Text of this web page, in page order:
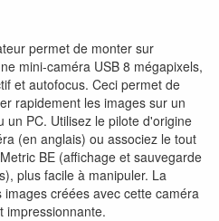
permet de monter sur
mini-caméra USB 8 mégapixels,
et autofocus. Ceci permet de
rapidement les images sur un
un PC. Utilisez le pilote d'origine
(en anglais) ou associez le tout
BE (affichage et sauvegarde
plus facile à manipuler. La
images créées avec cette caméra
impressionnante.